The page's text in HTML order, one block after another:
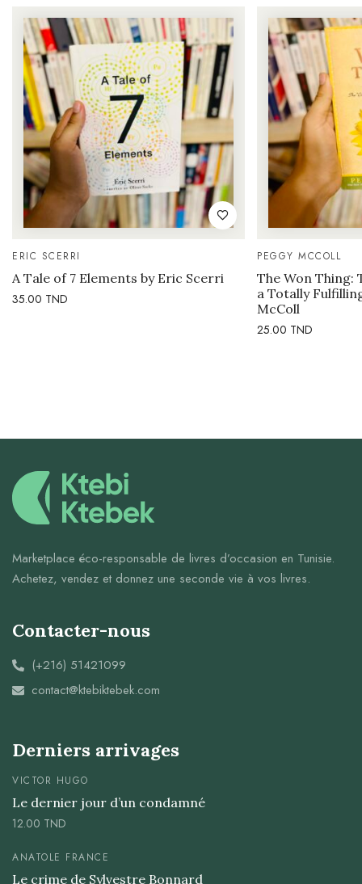
ERIC SCERRI
A Tale of 7 Elements by Eric Scerri
35.00 TND
PEGGY MCCOLL
The Won Thing:
a Totally
McColl
25.00 TND
Marketplace éco-responsable de livres d’occasion en Tunisie.
Achetez, vendez et donnez une seconde vie à vos livres.
Contacter-nous
(+216) 51421099
contact@ktebiktebek.com
Derniers arrivages
VICTOR HUGO
Le dernier jour d’un condamné
12.00 TND
ANATOLE FRANCE
Le crime de Sylvestre Bonnard